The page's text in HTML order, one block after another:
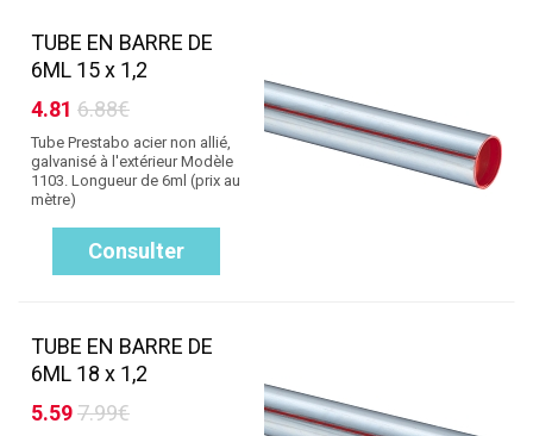
TUBE EN BARRE DE
6ML 15 x 1,2
4.81 6.88€
Tube Prestabo acier non allié,
galvanisé à l'extérieur Modèle
1103. Longueur de 6ml (prix au
mètre)
Consulter
TUBE EN BARRE DE
6ML 18 x 1,2
5.597.99€